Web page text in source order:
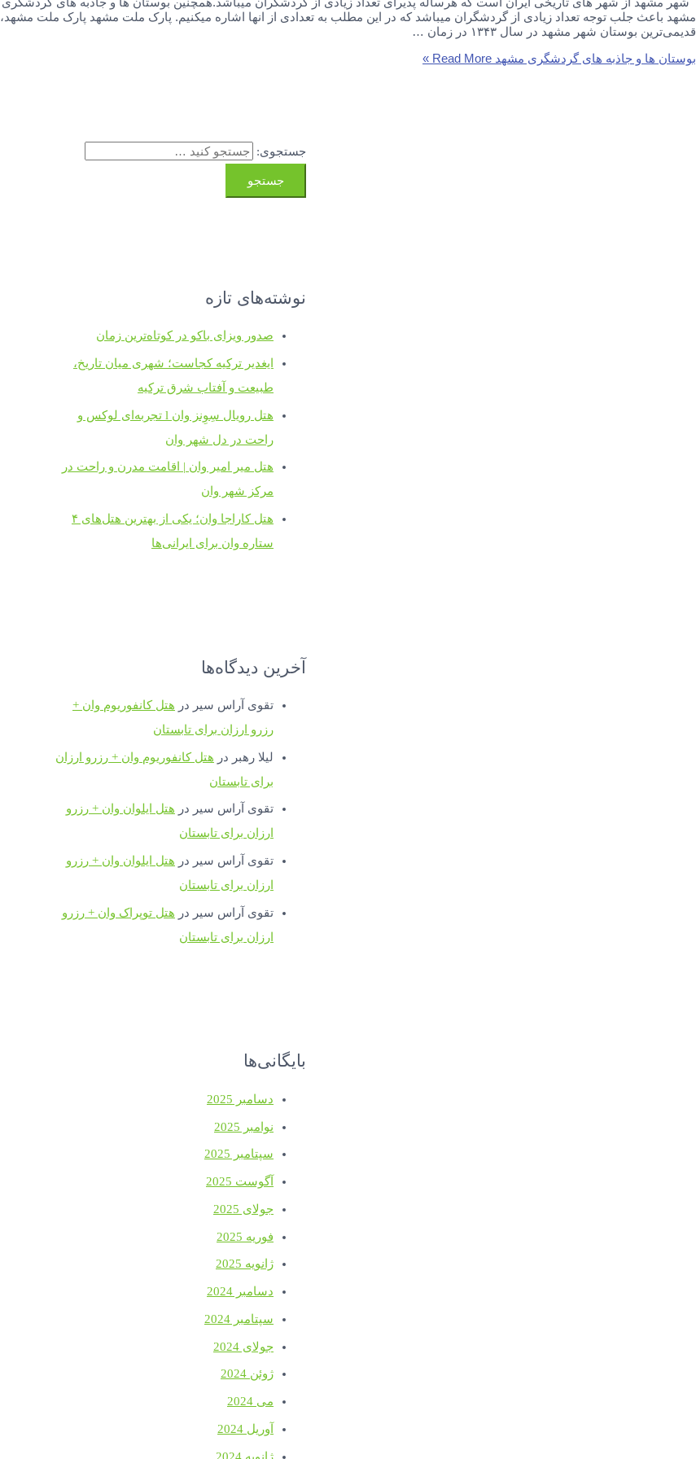
مشهد باعث جلب توجه تعداد زیادی از گردشگران میباشد که در این مطلب به تعدادی از انها اشاره میکنیم. پارک ملت مشهد پارک ملت مشهد،
قدیمی‌ترین بوستان شهر مشهد در سال ۱۳۴۳ در زمان …
بوستان ها و جاذبه های گردشگری مشهد
جستجوی:
نوشته‌های تازه
صدور ویزای باکو در کوتاه‌ترین زمان
ایغدیر ترکیه کجاست؛ شهری میان تاریخ،
طبیعت و آفتاب شرق ترکیه
هتل رویال سِوِنز وان l تجربه‌ای لوکس و
راحت در دل شهر وان
هتل میر امیر وان | اقامت مدرن و راحت در
مرکز شهر وان
هتل کاراجا وان؛ یکی از بهترین هتل‌های ۴
ستاره وان برای ایرانی‌ها
آخرین دیدگاه‌ها
تقوی آراس سیر در هتل کانفوریوم وان +
رزرو ارزان برای تابستان
لیلا رهبر در هتل کانفوریوم وان + رزرو ارزان
برای تابستان
تقوی آراس سیر در هتل ایلوان وان + رزرو
ارزان برای تابستان
تقوی آراس سیر در هتل ایلوان وان + رزرو
ارزان برای تابستان
تقوی آراس سیر در هتل توپراک وان + رزرو
ارزان برای تابستان
بایگانی‌ها
دسامبر 2025
نوامبر 2025
سپتامبر 2025
آگوست 2025
جولای 2025
فوریه 2025
ژانویه 2025
دسامبر 2024
سپتامبر 2024
جولای 2024
ژوئن 2024
می 2024
آوریل 2024
ژانویه 2024